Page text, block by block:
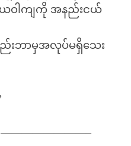
ဝါကျကို အနည်းငယ်
းဘာမှအလုပ်မရှိသေး